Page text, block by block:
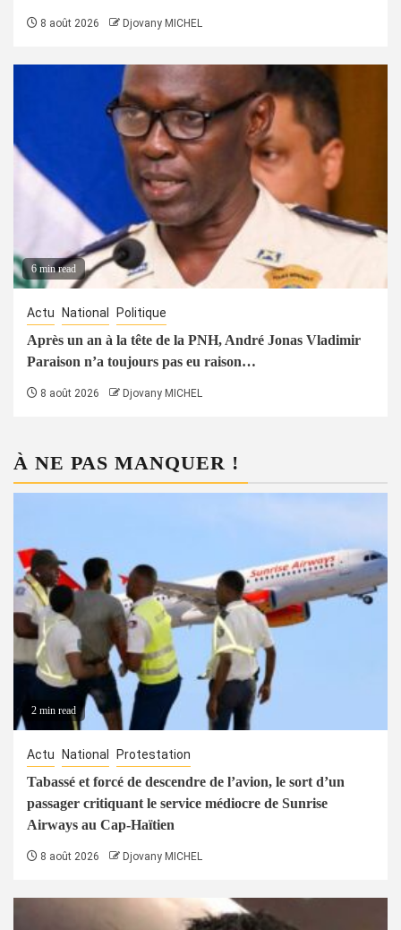
8 août 2026 Djovany MICHEL
6 min read
Actu National Politique
Après un an à la tête de la PNH, André Jonas Vladimir
Paraison n’a toujours pas eu raison…
8 août 2026 Djovany MICHEL
À NE PAS MANQUER !
2 min read
Actu National Protestation
Tabassé et forcé de descendre de l’avion, le sort d’un
passager critiquant le service médiocre de Sunrise
Airways au Cap-Haïtien
8 août 2026 Djovany MICHEL